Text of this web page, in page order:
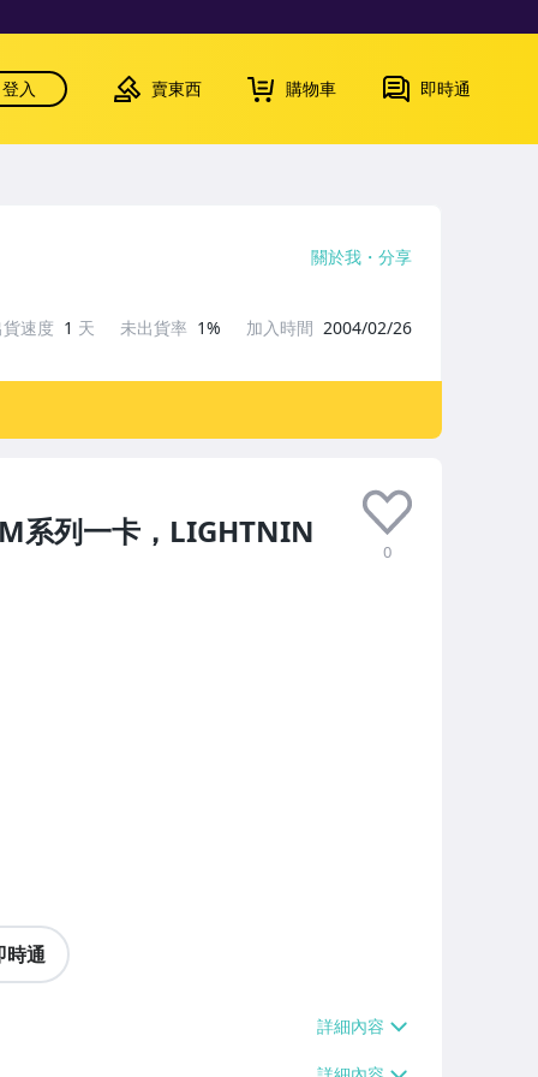
登入 賣東西 購物車 即時通
系列一卡，LIGHTNIN
0
時通
關於我 分享
速度 1 天 未出貨率 1% 加入時間 2004/02/26